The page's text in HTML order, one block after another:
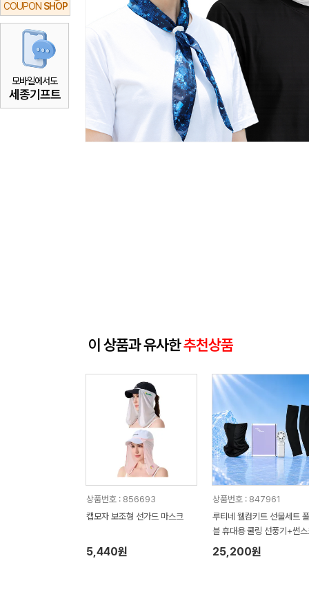
COUPON SHOP
모바일에서도
세종기프트
이 상품과 유사한추천상품
상품번호 : 856693
캡모자 보조형 선가드 마스크
5,440원
상품번호 : 847961
루티네 웰컴키트 선물세트
블 휴대용 쿨링 선풍기+썬스
+냉장고쿨토시
25,200원